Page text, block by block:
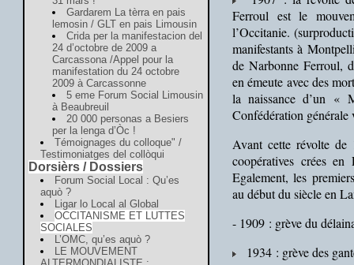
Gardarem La tèrra en pais
lemosin / GLT en pais Limousin
Crida per la manifestacion del
24 d’octobre de 2009 a
Carcassona /Appel pour la
manifestation du 24 octobre
2009 à Carcassonne
5 eme Forum Social Limousin
à Beaubreuil
20 000 personas a Besiers
per la lenga d’Òc !
Témoignages du colloque" /
Testimoniatges del collòqui
Dorsièrs / Dossiers
Forum Social Local : Qu’es
aquò ?
Ligar lo Local al Global
OCCITANISME ET LUTTES
SOCIALES
L’OMC, qu’es aquò ?
LE MOUVEMENT
Ferroul est le
l’Occitanie.
manifestants à
de Narbonne Ferroul,
en émeute avec des
la naissance d’un «
Confédération
Avant cette révolte
coopératives crées
Egalement, les
au début du siècle en
- 1909 : grève du
1934 : grève des